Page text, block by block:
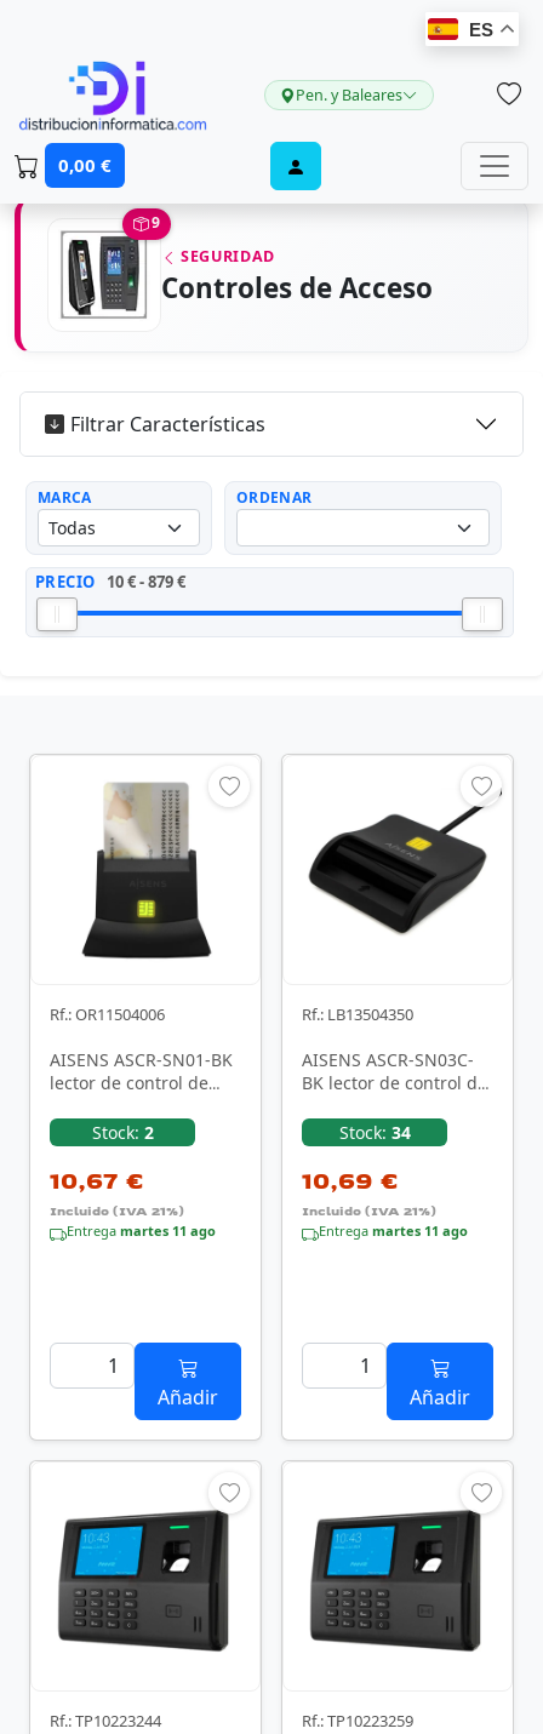
ES
Pen. y Baleares
0,00 €
9
SEGURIDAD
Controles de Acceso
Filtrar Características
MARCA ORDENAR
PRECIO 10 € - 879 €
Rf.: OR11504006
AISENS ASCR-SN01-BK
lector de control de
control de acceso
Stock: 2
10,67 €
Incluido (IVA 21%)
Entrega martes 11 ago
Añadir
Rf.: LB13504350
AISENS ASCR-SN03C-
BK lector de control de
control de acceso
Stock: 34
10,69 €
Incluido (IVA 21%)
Entrega martes 11 ago
Añadir
Rf.: TP10223244 Rf.: TP10223259